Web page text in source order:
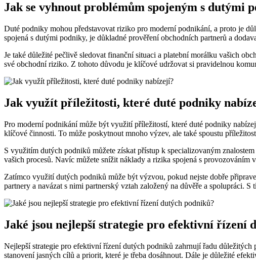
Jak se vyhnout problémům spojeným s dutými
Duté podniky mohou představovat riziko pro moderní podnikání, a proto je
spojená s dutými podniky, je důkladné prověření obchodních partnerů a
Je také důležité pečlivě sledovat finanční situaci a platební morálku vašich
své obchodní riziko. Z tohoto důvodu je klíčové udržovat si pravidelnou
Jak využít příležitosti, které duté podniky
Pro moderní podnikání může být využití příležitostí, které duté podniky
klíčové činnosti. To může poskytnout mnoho výzev, ale také spoustu
S využitím dutých podniků můžete získat přístup k specializovaným
vašich procesů. Navíc můžete snížit náklady a rizika spojená s provozováním
Zatímco využití dutých podniků může být výzvou, pokud nejste dobře
partnery a navázat s nimi partnerský vztah založený na důvěře a spolupráci.
Jaké jsou nejlepší strategie pro efektivní řízení
Nejlepší strategie pro efektivní řízení dutých podniků zahrnují řadu
stanovení jasných cílů a priorit, které je třeba dosáhnout. Dále je důležité